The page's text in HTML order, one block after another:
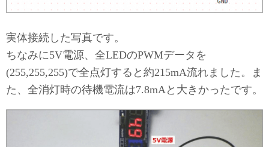
実体接続した写真です。
ちなみに5V電源、全LEDのPWMデータを
(255,255,255)で全点灯すると約215mA流れました。ま
た、全消灯時の待機電流は7.8mAと大きかったです。